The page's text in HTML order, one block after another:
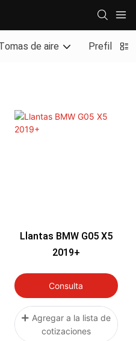
de aire Prefiltro y
Llantas BMW G05 X5
2019+
Consulta
Agregar a la lista de
cotizaciones